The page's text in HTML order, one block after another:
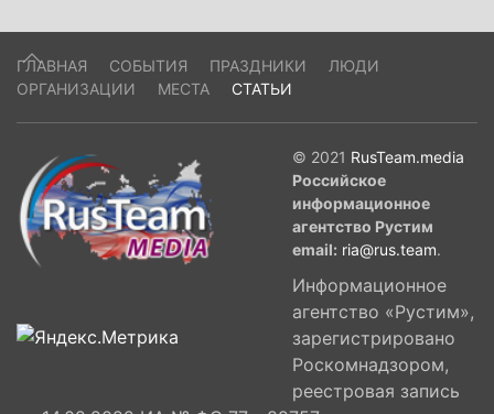
ГЛАВНАЯ СОБЫТИЯ ПРАЗДНИКИ
ЛЮДИ
ОРГАНИЗАЦИИ
МЕСТА СТАТЬИ
© 2021 RusTeam.media
Российское
информационное
агентство Рустим
email: ria@rus.team.
Информационное
агентство «Рустим»,
зарегистрировано
Роскомнадзором,
реестровая запись